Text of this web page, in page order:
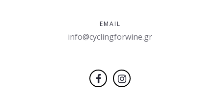
EMAIL
info@cyclingforwine.gr